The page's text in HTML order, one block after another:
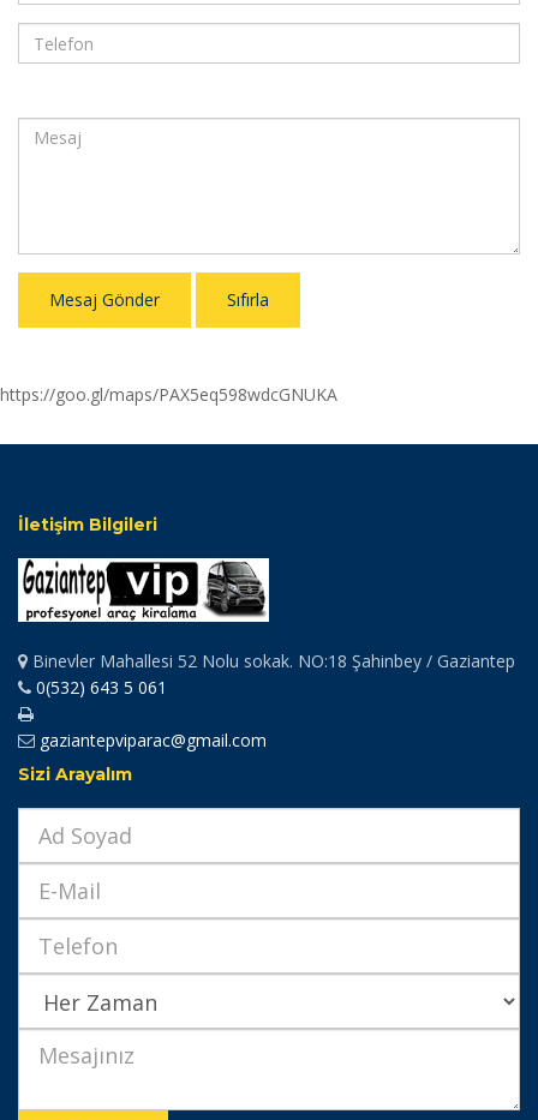
Mesaj Gönder Sıfırla
https://goo.gl/maps/PAX5eq598wdcGNUKA
İletişim Bilgileri
Binevler Mahallesi 52 Nolu sokak. NO:18 Şahinbey / Gaziantep
0(532) 643 5 061
gaziantepviparac@gmail.com
Sizi Arayalım